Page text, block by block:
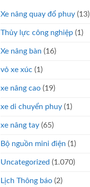
Xe nâng quay đổ phuy (13)
Thủy lực công nghiệp (1)
Xe nâng bàn (16)
vỏ xe xúc (1)
xe nâng cao (19)
xe di chuyển phuy (1)
xe nâng tay (65)
Bộ nguồn mini điện (1)
Uncategorized (1.070)
Lịch Thông báo (2)